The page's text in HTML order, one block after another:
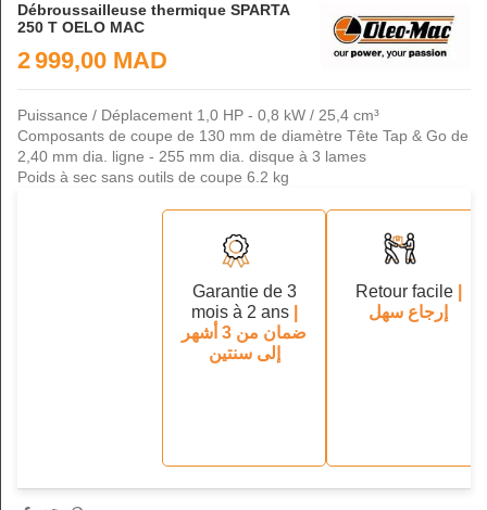
Débroussailleuse thermique SPARTA
250 T OELO MAC
2 999,00 MAD
Puissance / Déplacement 1,0 HP - 0,8 kW / 25,4 cm³
Composants de coupe de 130 mm de diamètre Tête Tap & Go de
2,40 mm dia. ligne - 255 mm dia. disque à 3 lames
Poids à sec sans outils de coupe 6.2 kg
Garantie de 3
mois à 2 ans|
ضمان من 3 أشهر
إلى سنتين
Retour facile|
إرجاع سهل